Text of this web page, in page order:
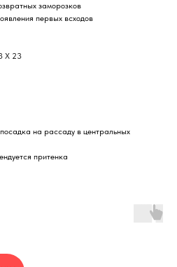
заморозков
первых всходов
Х 23
на рассаду в центральных
притенка